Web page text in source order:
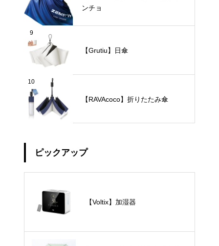
ンチョ
9
【Grutiu】日傘
10
【RAVAcoco】折りたたみ傘
ピックアップ
【Voltix】加湿器